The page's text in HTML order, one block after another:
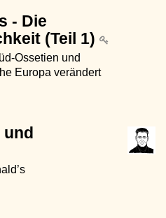
- Die
(Teil 1)
Ossetien und
Europa verändert
und